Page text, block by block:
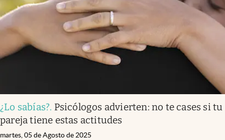
Clima
Espiritualidad
Mediakit
¿Lo sabías?. Psicólogos advierten: no te cases si tu
pareja tiene estas actitudes
martes, 05 de Agosto de 2025